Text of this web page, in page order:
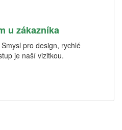
u zákazníka
pro design, rychlé
je naší vizitkou.